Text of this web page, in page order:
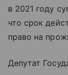
в 2021 году
что срок
право на
Депутат